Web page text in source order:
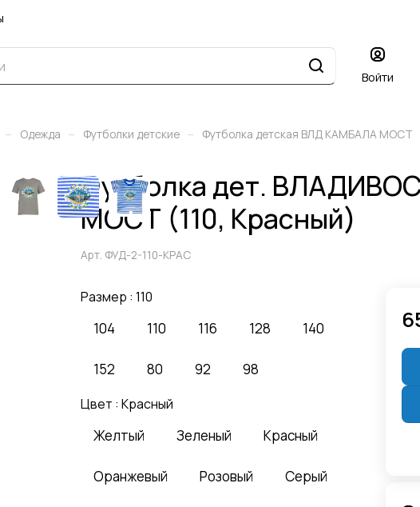
Войти
– Одежда – Футболки детские – Футболка детская ВЛД КАМБАЛА МОСТ
Футболка дет.
МОСТ (110, Красный)
Арт. ФУД-2-110-КРАС
Размер : 110
104 110 116 128 140
152 80 92 98
Цвет : Красный
Желтый Зеленый Красный
Оранжевый Розовый Серый